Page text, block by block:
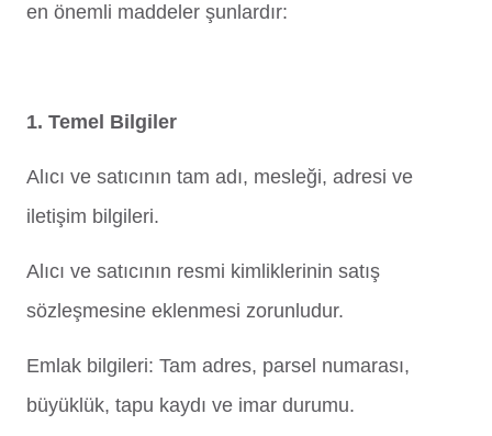
en önemli maddeler şunlardır:
1. Temel Bilgiler
Alıcı ve satıcının tam adı, mesleği, adresi ve
iletişim bilgileri.
Alıcı ve satıcının resmi kimliklerinin satış
sözleşmesine eklenmesi zorunludur.
Emlak bilgileri: Tam adres, parsel numarası,
büyüklük, tapu kaydı ve imar durumu.